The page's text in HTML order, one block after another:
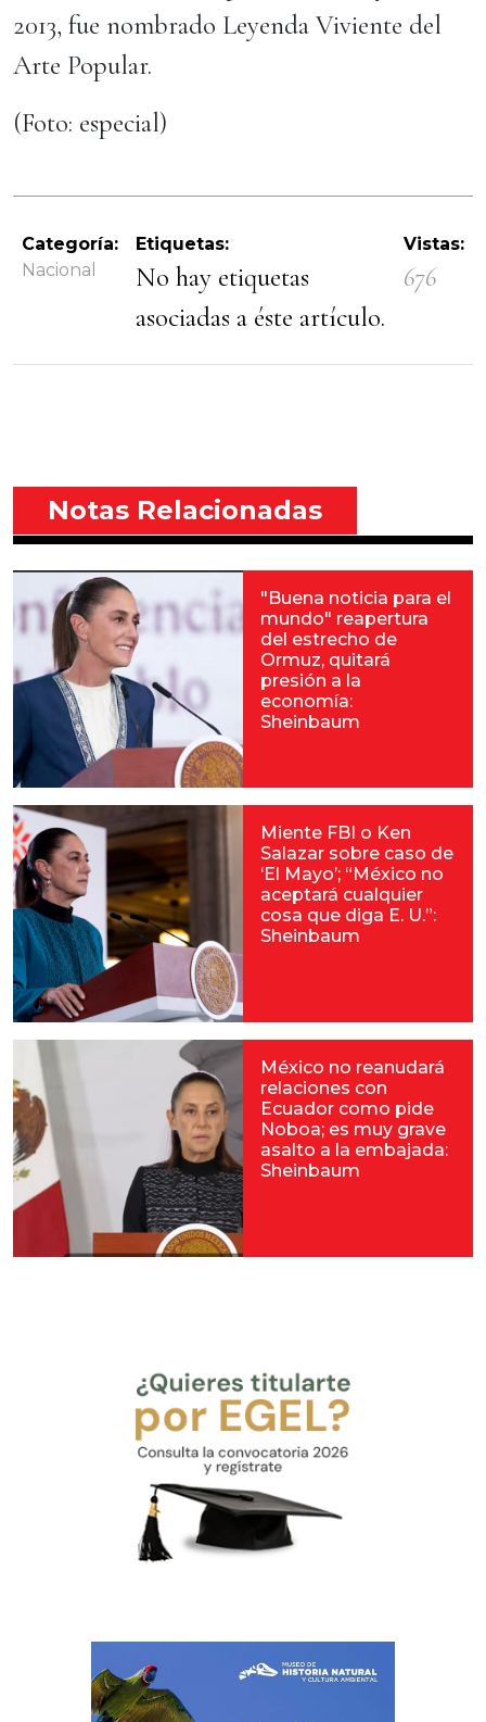
2013, fue nombrado Leyenda Viviente del
Arte Popular.
(Foto: especial)
Categoría:
Nacional
Etiquetas:
No hay etiquetas
asociadas a éste artículo.
Vistas:
676
Notas Relacionadas
"Buena noticia para el
mundo" reapertura
del estrecho de
Ormuz, quitará
presión a la
economía:
Sheinbaum
Miente FBI o Ken
Salazar sobre caso de
‘El Mayo’; “México no
aceptará cualquier
cosa que diga E. U.”:
Sheinbaum
México no reanudará
relaciones con
Ecuador como pide
Noboa; es muy grave
asalto a la embajada:
Sheinbaum